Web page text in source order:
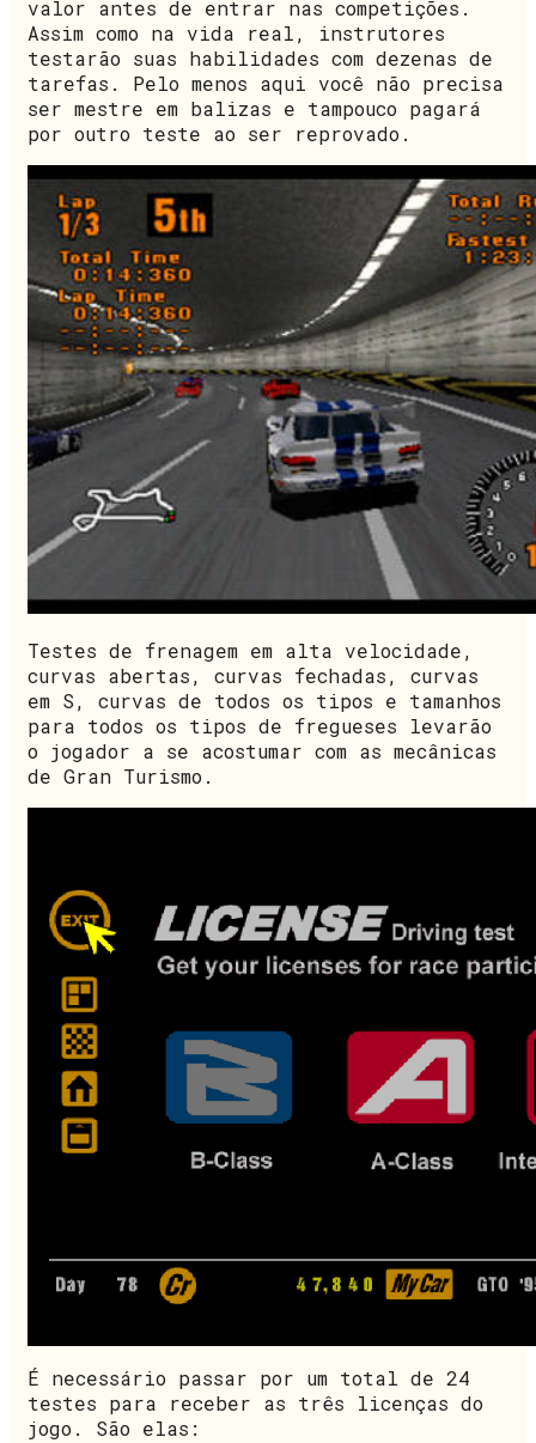
valor antes de entrar nas competições.
Assim como na vida real, instrutores
testarão suas habilidades com dezenas de
tarefas. Pelo menos aqui você não precisa
ser mestre em balizas e tampouco pagará
por outro teste ao ser reprovado.
Testes de frenagem em alta velocidade,
curvas abertas, curvas fechadas, curvas
em S, curvas de todos os tipos e tamanhos
para todos os tipos de fregueses levarão
o jogador a se acostumar com as mecânicas
de Gran Turismo.
É necessário passar por um total de 24
testes para receber as três licenças do
jogo. São elas: